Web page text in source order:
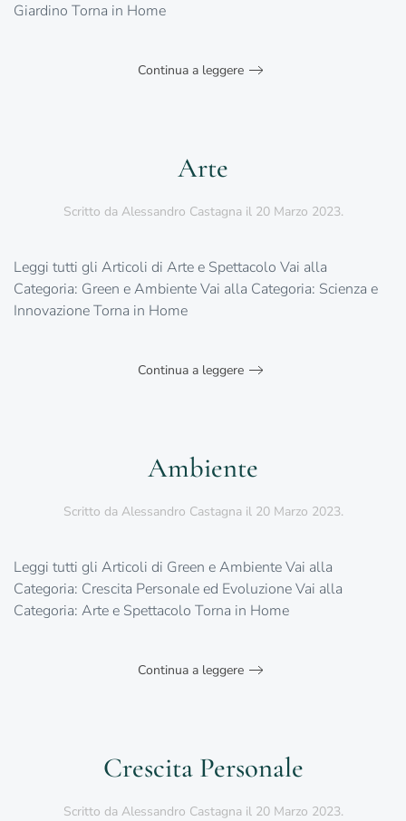
Giardino Torna in Home
Continua a leggere
Arte
Scritto da Alessandro Castagnail 20 Marzo 2023.
Leggi tutti gli Articoli di Arte e Spettacolo Vai alla
Categoria: Green e Ambiente Vai alla Categoria: Scienza e
Innovazione Torna in Home
Continua a leggere
Ambiente
Scritto da Alessandro Castagnail 20 Marzo 2023.
Leggi tutti gli Articoli di Green e Ambiente Vai alla
Categoria: Crescita Personale ed Evoluzione Vai alla
Categoria: Arte e Spettacolo Torna in Home
Continua a leggere
Crescita Personale
Scritto da Alessandro Castagnail 20 Marzo 2023.